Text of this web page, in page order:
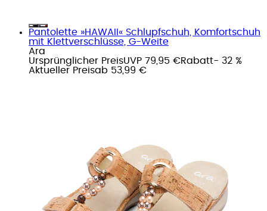
Pantolette »HAWAII« Schlupfschuh, Komfortschuh
mit Klettverschlüsse, G-Weite
Ara
Ursprünglicher PreisUVP 79,95 €Rabatt- 32 %
Aktueller Preisab 53,99 €